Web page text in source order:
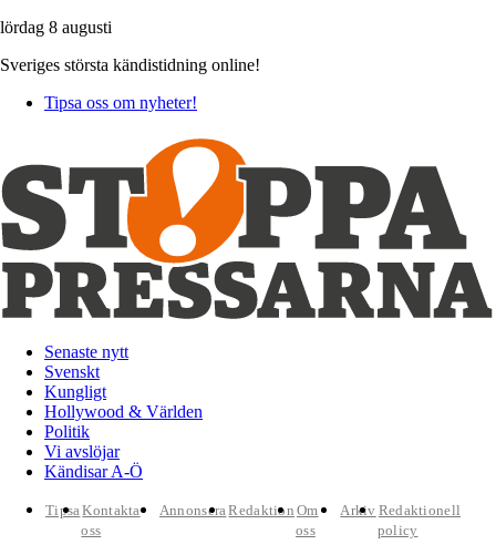
lördag 8 augusti
Sveriges största kändistidning online!
Tipsa oss om nyheter!
Senaste nytt
Svenskt
Kungligt
Hollywood & Världen
Politik
Vi avslöjar
Kändisar A-Ö
TipsaKontakta
oss
AnnonseraRedaktion Om
oss
Arkiv Redaktionell
policy